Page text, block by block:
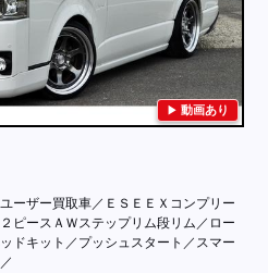
動画あり
ザー買取車／ＥＳＥＥＸコンプリー
ピースＡＷステップリム段リム／ロー
ドキット／プッシュスタート／スマー